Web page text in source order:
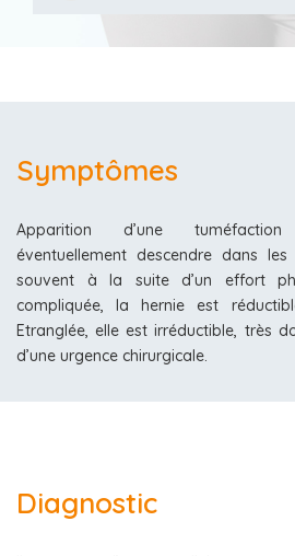
Symptômes
Apparition d’une
éventuellement descendre dans les
souvent à la suite d’un effort
compliquée, la hernie est
Etranglée, elle est irréductible, très
d’une urgence chirurgicale.
Diagnostic